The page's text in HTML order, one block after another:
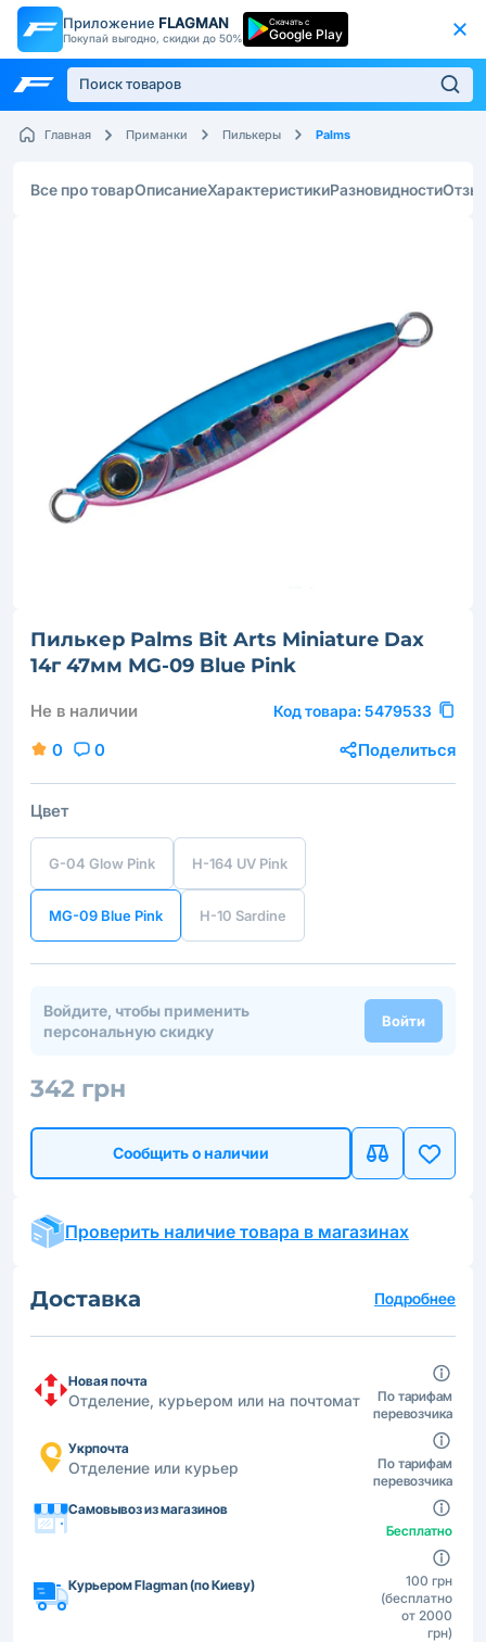
Приложение FLAGMAN
Покупай выгодно, скидки до 50%
Скачать с
Google Play
Главная Приманки Пилькеры Palms
Все про товарОписаниеХарактеристикиРазновидности
Пилькер Palms Bit Arts Miniature Dax
14г 47мм MG-09 Blue Pink
Не в наличии Код товара: 5479533
0 0 Поделиться
Цвет
G-04 Glow Pink H-164 UV Pink
MG-09 Blue Pink H-10 Sardine
Войдите, чтобы применить
персональную скидку
Войти
342 грн
Сообщить о наличии
Проверить наличие товара в магазинах
Доставка Подробнее
Новая почта
Отделение, курьером или на почтомат
По тарифам
перевозчика
Укрпочта
Отделение или курьер
По тарифам
перевозчика
Самовывоз из магазинов
Бесплатно
Курьером Flagman (по Киеву)
100 грн
(бесплатно
от 2000
грн)